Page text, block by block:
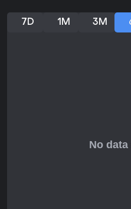
doświadczenie co-opowe.
czy Reddit podkreślają
czegoś innego - wymóg co-
7D 1M 3M